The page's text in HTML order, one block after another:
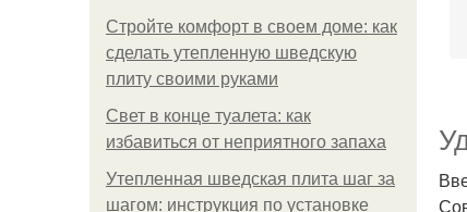
Стройте комфорт в своем доме: как
сделать утепленную шведскую
плиту своими руками
Свет в конце туалета: как
избавиться от неприятного запаха
Утепленная шведская плита шаг за
шагом: инструкция по установке